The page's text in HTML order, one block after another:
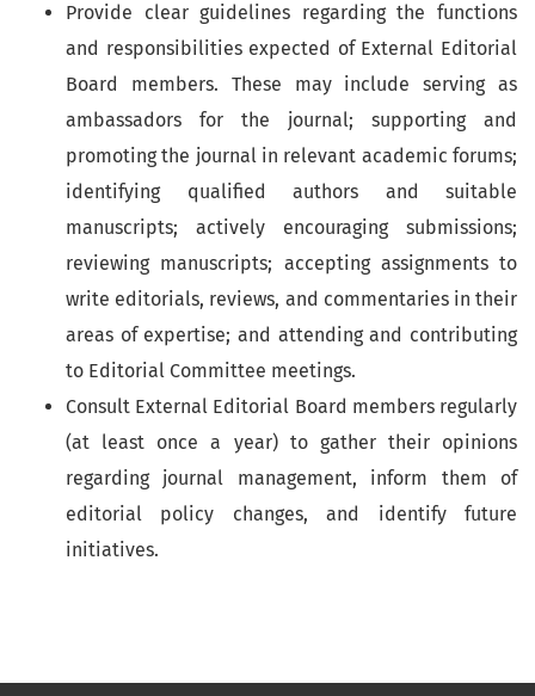
Provide clear guidelines regarding the functions
and responsibilities expected of External Editorial
Board members. These may include serving as
ambassadors for the journal; supporting and
promoting the journal in relevant academic forums;
identifying qualified authors and suitable
manuscripts; actively encouraging submissions;
reviewing manuscripts; accepting assignments to
write editorials, reviews, and commentaries in their
areas of expertise; and attending and contributing
to Editorial Committee meetings.
Consult External Editorial Board members regularly
(at least once a year) to gather their opinions
regarding journal management, inform them of
editorial policy changes, and identify future
initiatives.